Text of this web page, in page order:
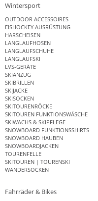
Wintersport
OUTDOOR ACCESSOIRES
EISHOCKEY AUSRÜSTUNG
HARSCHEISEN
LANGLAUFHOSEN
LANGLAUFSCHUHE
LANGLAUFSKI
LVS-GERÄTE
SKIANZUG
SKIBRILLEN
SKIJACKE
SKISOCKEN
SKITOURENRÖCKE
SKITOUREN FUNKTIONSWÄSCHE
SKIWACHS & SKIPFLEGE
SNOWBOARD FUNKTIONSSHIRTS
SNOWBOARD HAUBEN
SNOWBOARDJACKEN
TOURENFELLE
SKITOUREN | TOURENSKI
WANDERSOCKEN
Fahrräder & Bikes